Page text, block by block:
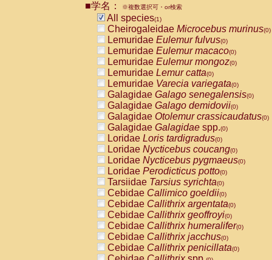
CebidaeCebus nigrivittatus
CebidaeCebus
CebidaeSaimiri boliviensis(0)
CebidaeSaimiri sciureus(0)
AtelidaeAlouatta caraya(0)
AtelidaeAlouatta fusca(0)
AtelidaeAlouatta seniculus
AtelidaeAlouattaspp.(0)
AtelidaeAteles belzebuth(0)
AtelidaeAteles geoffroyi(0)
AtelidaeAteles paniscus(0)
AtelidaeAtelesspp.(0)
Atelidae Lagothrix lagothricha
AtelidaeLagothrix lagothricha cana
PitheciidaeCacajao calvus
PitheciidaeCallicebus cupreus
PitheciidaeCallicebus donacophilus
PitheciidaeCallicebus moloch
PitheciidaeCallicebus torquatus
PitheciidaeCallicebusspp.(0)
PitheciidaeChiropotes satanas(0)
PitheciidaePithecia monachus
PitheciidaePithecia pithecia(0)
CercopithecidaeCercocebus agilis
■学名： ※複数選択可・or検索
All species(1)
Cheirogaleidae Microcebus murinus(0)
Lemuridae Eulemur fulvus(0)
Lemuridae Eulemur macaco(0)
Lemuridae Eulemur mongoz(0)
Lemuridae Lemur catta(0)
Lemuridae Varecia variegata(0)
Galagidae Galago senegalensis(0)
Galagidae Galago demidovii(0)
Galagidae Otolemur crassicaudatus(0)
Galagidae Galagidae spp.(0)
Loridae Loris tardigradus(0)
Loridae Nycticebus coucang(0)
Loridae Nycticebus pygmaeus(0)
Loridae Perodicticus potto(0)
Tarsiidae Tarsius syrichta(0)
Cebidae Callimico goeldii(0)
Cebidae Callithrix argentata(0)
Cebidae Callithrix geoffroyi(0)
Cebidae Callithrix humeralifer(0)
Cebidae Callithrix jacchus(0)
Cebidae Callithrix penicillata(0)